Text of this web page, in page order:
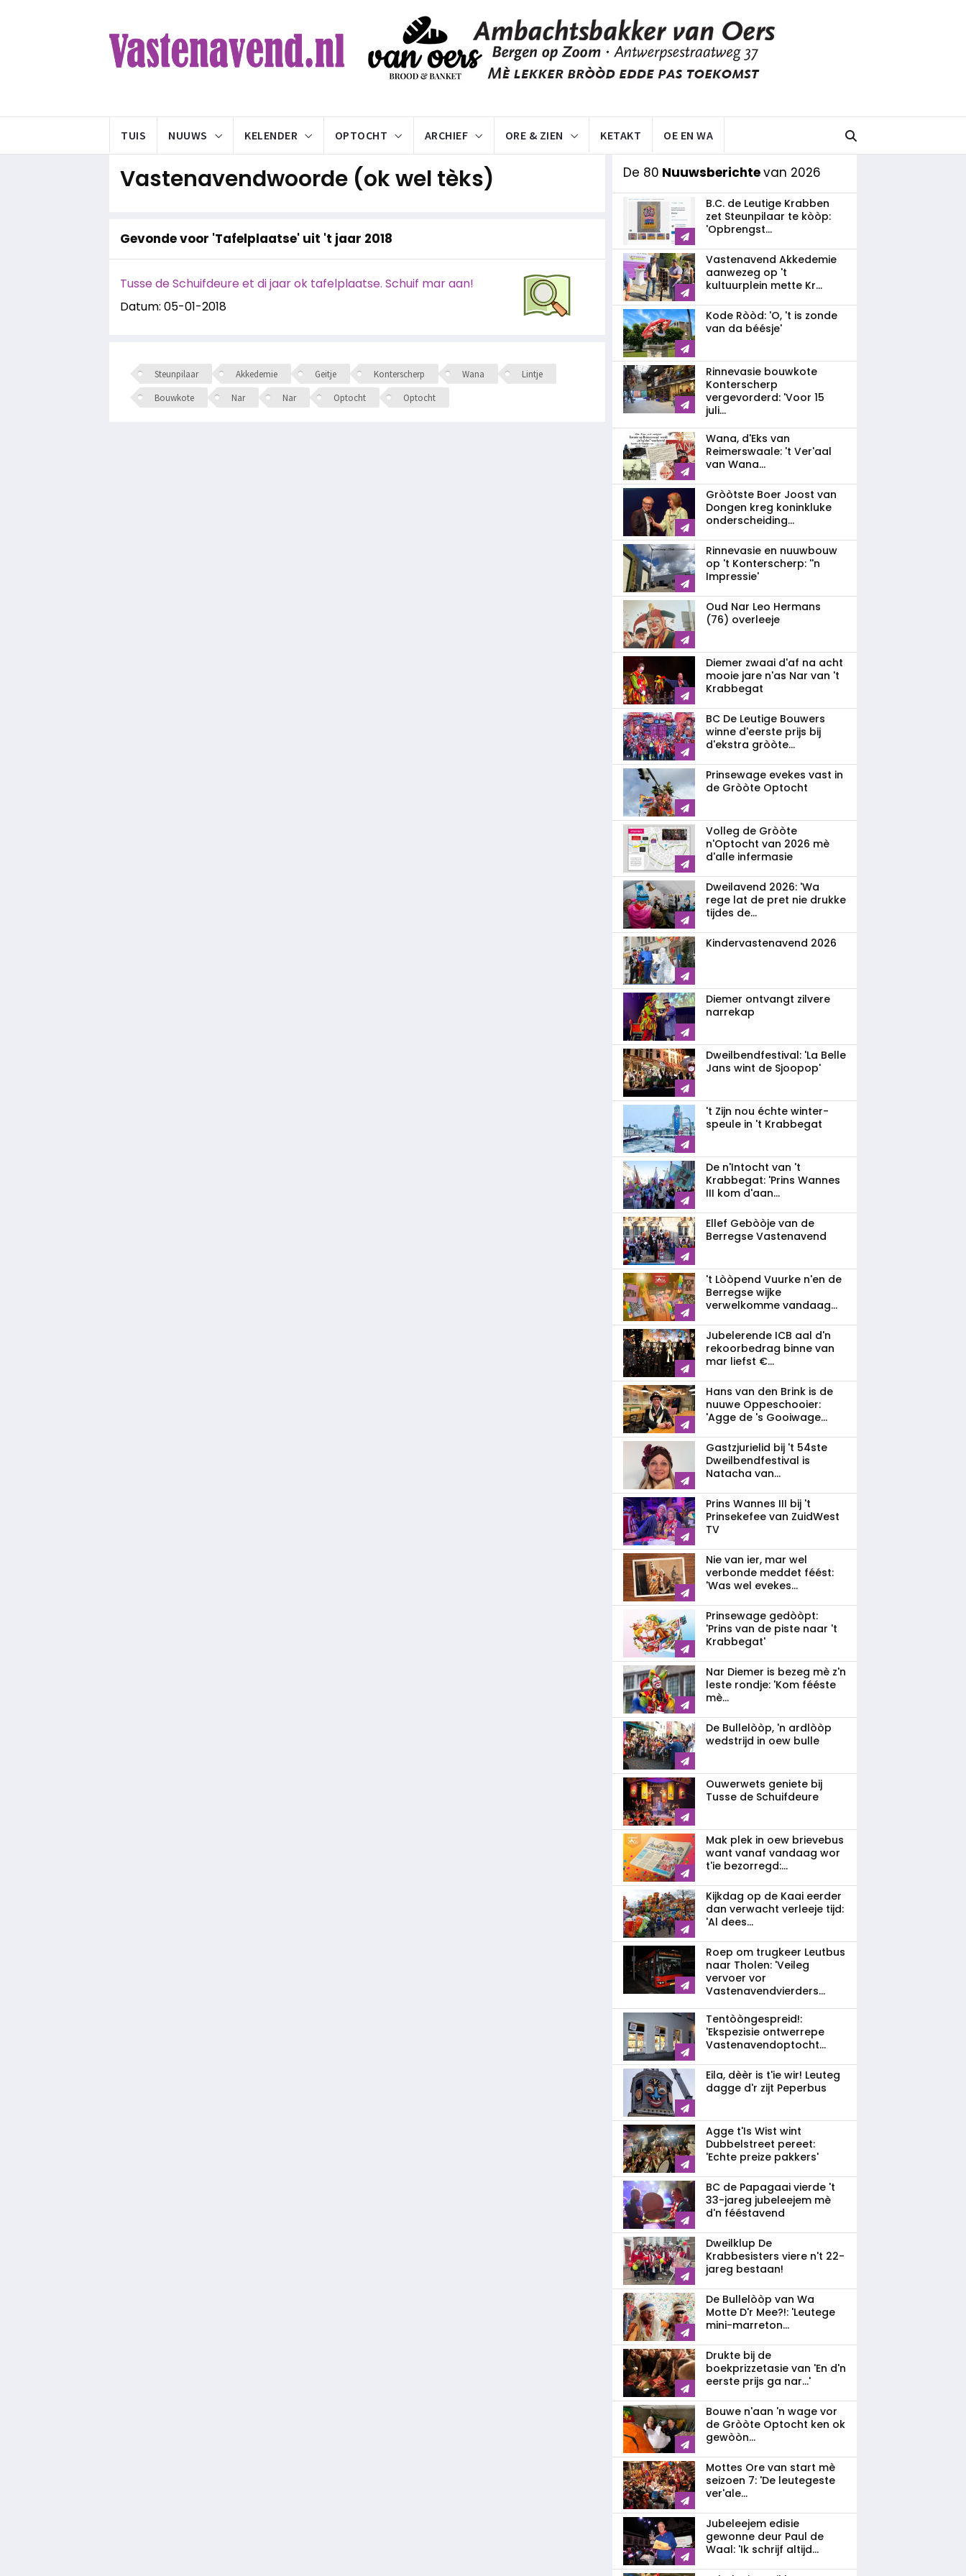
TUIS NUUWS KELENDER OPTOCHT ARCHIEF ORE & ZIEN KETAKT OE EN WA
Vastenavendwoorde (ok wel tèks)
Gevonde voor 'Tafelplaatse' uit 't jaar 2018
Tusse de Schuifdeure et di jaar ok tafelplaatse. Schuif mar aan!
Datum: 05-01-2018
Steunpilaar Akkedemie Geitje Konterscherp Wana
Lintje
Bouwkote
Nar Nar Optocht Optocht
De 80 Nuuwsberichtevan 2026
B.C. de Leutige Krabben
zet Steunpilaar te kòòp:
'Opbrengst...
Vastenavend Akkedemie
aanwezeg op 't
kultuurplein mette Kr...
Kode Ròòd: 'O, 't is zonde
van da béésje'
Rinnevasie bouwkote
Konterscherp
vergevorderd: 'Voor 15
juli...
Wana, d'Eks van
Reimerswaale: 't Ver'aal
van Wana...
Gròòtste Boer Joost van
Dongen kreg koninkluke
onderscheiding...
Rinnevasie en nuuwbouw
op 't Konterscherp: ''n
Impressie'
Oud Nar Leo Hermans
(76) overleeje
Diemer zwaai d'af na acht
mooie jare n'as Nar van 't
Krabbegat
BC De Leutige Bouwers
winne d'eerste prijs bij
d'ekstra gròòte...
Prinsewage evekes vast in
de Gròòte Optocht
Volleg de Gròòte
n'Optocht van 2026 mè
d'alle infermasie
Dweilavend 2026: 'Wa
rege lat de pret nie drukke
tijdes de...
Kindervastenavend 2026
Diemer ontvangt zilvere
narrekap
Dweilbendfestival: 'La Belle
Jans wint de Sjoopop'
't Zijn nou échte winter-
speule in 't Krabbegat
De n'Intocht van 't
Krabbegat: 'Prins Wannes
III kom d'aan...
Ellef Gebòòje van de
Berregse Vastenavend
't Lòòpend Vuurke n'en de
Berregse wijke
verwelkomme vandaag...
Jubelerende ICB aal d'n
rekoorbedrag binne van
mar liefst €...
Hans van den Brink is de
nuuwe Oppeschooier:
'Agge de 's Gooiwage...
Gastzjurielid bij 't 54ste
Dweilbendfestival is
Natacha van...
Prins Wannes III bij 't
Prinsekefee van ZuidWest
TV
Nie van ier, mar wel
verbonde meddet féést:
'Was wel evekes...
Prinsewage gedòòpt:
'Prins van de piste naar 't
Krabbegat'
Nar Diemer is bezeg mè z'n
leste rondje: 'Kom fééste
mè...
De Bullelòòp, 'n ardlòòp
wedstrijd in oew bulle
Ouwerwets geniete bij
Tusse de Schuifdeure
Mak plek in oew brievebus
want vanaf vandaag wor
t'ie bezorregd:...
Kijkdag op de Kaai eerder
dan verwacht verleeje tijd:
'Al dees...
Roep om trugkeer Leutbus
naar Tholen: 'Veileg
vervoer vor
Vastenavendvierders...
Tentòòngespreid!:
'Ekspezisie ontwerrepe
Vastenavendoptocht...
Eila, dèèr is t'ie wir! Leuteg
dagge d'r zijt Peperbus
Agge t'Is Wist wint
Dubbelstreet pereet:
'Echte preize pakkers'
BC de Papagaai vierde 't
33-jareg jubeleejem mè
d'n fééstavend
Dweilklup De
Krabbesisters viere n't 22-
jareg bestaan!
De Bullelòòp van Wa
Motte D'r Mee?!: 'Leutege
mini-marreton...
Drukte bij de
boekprizzetasie van 'En d'n
eerste prijs ga nar...'
Bouwe n'aan 'n wage vor
de Gròòte Optocht ken ok
gewòòn...
Mottes Ore van start mè
seizoen 7: 'De leutegeste
ver'ale...
Jubeleejem edisie
gewonne deur Paul de
Waal: 'Ik schrijf altijd...